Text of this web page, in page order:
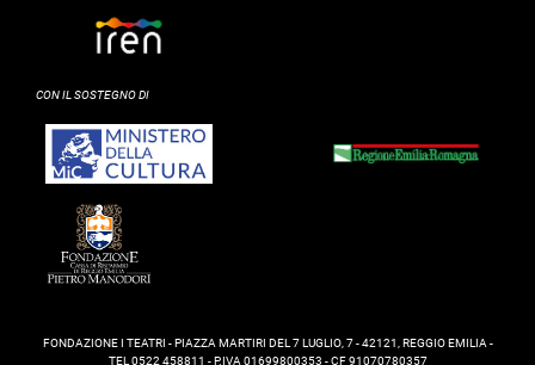
CON IL SOSTEGNO DI
FONDAZIONE I TEATRI - PIAZZA MARTIRI DEL 7 LUGLIO, 7 - 42121, REGGIO EMILIA -
TEL 0522 458811 - P.IVA 01699800353 - CF 91070780357